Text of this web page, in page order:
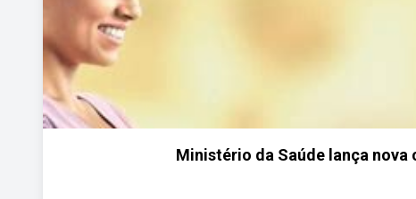
Ministério da Saúde lança nova